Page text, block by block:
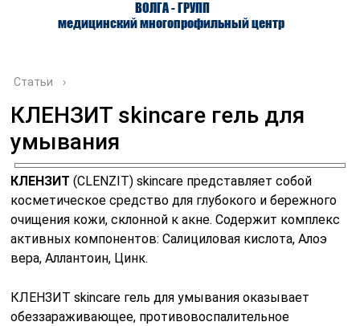
ВОЛГА - ГРУПП
медицинский многопрофильный центр
О ЦЕНТРЕ
Статьи ›
КЛЕНЗИТ skincare гель для
умывания
КЛЕНЗИТ (CLENZIT) skincare представляет собой
косметическое средство для глубокого и бережного
очищения кожи, склонной к акне. Содержит комплекс
активных компонентов: Салициловая кислота, Алоэ
вера, Аллантоин, Цинк.
КЛЕНЗИТ skincare гель для умывания оказывает
обеззараживающее, противовоспалительное